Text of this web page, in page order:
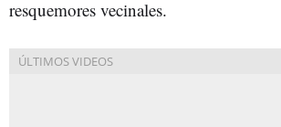
resquemores vecinales.